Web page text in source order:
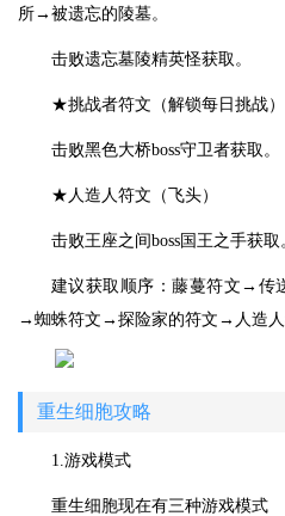
所→被遗忘的陵墓。
击败遗忘墓陵精英怪获取。
★挑战者符文（解锁每日挑战）
击败黑色大桥boss守卫者获取。
★人造人符文（飞头）
击败王座之间boss国王之手获取
建议获取顺序：藤蔓符文→
→蜘蛛符文→探险家的符文→人造人
重生细胞攻略
1.游戏模式
重生细胞现在有三种游戏模式